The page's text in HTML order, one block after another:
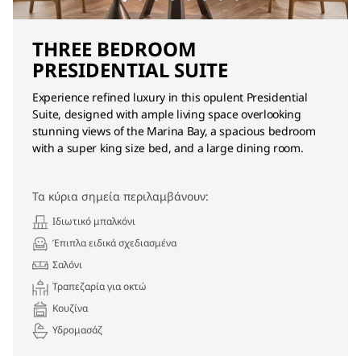
THREE BEDROOM
PRESIDENTIAL SUITE
Experience refined luxury in this opulent Presidential
Suite, designed with ample living space overlooking
stunning views of the Marina Bay, a spacious bedroom
with a super king size bed, and a large dining room.
Τα κύρια σημεία περιλαμβάνουν:
Ιδιωτικό μπαλκόνι
Έπιπλα ειδικά σχεδιασμένα
Σαλόνι
Τραπεζαρία για οκτώ
Κουζίνα
Υδρομασάζ